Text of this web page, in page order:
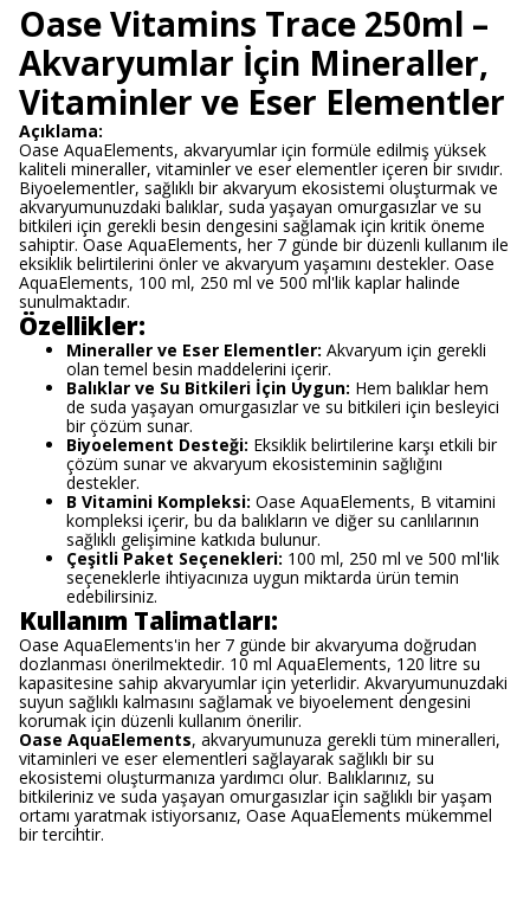
Oase Vitamins Trace 250ml –
Akvaryumlar İçin Mineraller,
Vitaminler ve Eser Elementler
Açıklama:
Oase AquaElements, akvaryumlar için formüle edilmiş yüksek
kaliteli mineraller, vitaminler ve eser elementler içeren bir sıvıdır.
Biyoelementler, sağlıklı bir akvaryum ekosistemi oluşturmak ve
akvaryumunuzdaki balıklar, suda yaşayan omurgasızlar ve su
bitkileri için gerekli besin dengesini sağlamak için kritik öneme
sahiptir. Oase AquaElements, her 7 günde bir düzenli kullanım ile
eksiklik belirtilerini önler ve akvaryum yaşamını destekler. Oase
AquaElements, 100 ml, 250 ml ve 500 ml'lik kaplar halinde
sunulmaktadır.
Özellikler:
Mineraller ve Eser Elementler: Akvaryum için gerekli
olan temel besin maddelerini içerir.
Balıklar ve Su Bitkileri İçin Uygun: Hem balıklar hem
de suda yaşayan omurgasızlar ve su bitkileri için besleyici
bir çözüm sunar.
Biyoelement Desteği: Eksiklik belirtilerine karşı etkili bir
çözüm sunar ve akvaryum ekosisteminin sağlığını
destekler.
B Vitamini Kompleksi: Oase AquaElements, B vitamini
kompleksi içerir, bu da balıkların ve diğer su canlılarının
sağlıklı gelişimine katkıda bulunur.
Çeşitli Paket Seçenekleri: 100 ml, 250 ml ve 500 ml'lik
seçeneklerle ihtiyacınıza uygun miktarda ürün temin
edebilirsiniz.
Kullanım Talimatları:
Oase AquaElements'in her 7 günde bir akvaryuma doğrudan
dozlanması önerilmektedir. 10 ml AquaElements, 120 litre su
kapasitesine sahip akvaryumlar için yeterlidir. Akvaryumunuzdaki
suyun sağlıklı kalmasını sağlamak ve biyoelement dengesini
korumak için düzenli kullanım önerilir.
Oase AquaElements, akvaryumunuza gerekli tüm mineralleri,
vitaminleri ve eser elementleri sağlayarak sağlıklı bir su
ekosistemi oluşturmanıza yardımcı olur. Balıklarınız, su
bitkileriniz ve suda yaşayan omurgasızlar için sağlıklı bir yaşam
ortamı yaratmak istiyorsanız, Oase AquaElements mükemmel
bir tercihtir.